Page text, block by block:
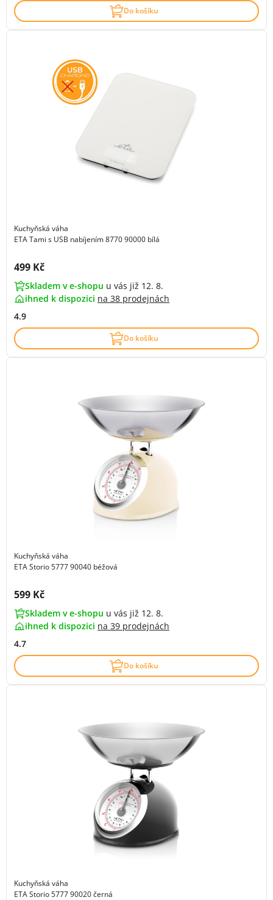
Do košíku
Kuchyňská váha
ETA Tami s USB nabíjením 8770 90000 bílá
Cena s DPH:
499 Kč
Skladem v e-shopu u vás již 12. 8.
ihned k dispozici na 38 prodejnách
4.9
Do košíku
Kuchyňská váha
ETA Storio 5777 90040 béžová
Cena s DPH:
599 Kč
Skladem v e-shopu u vás již 12. 8.
ihned k dispozici na 39 prodejnách
4.7
Do košíku
Kuchyňská váha
ETA Storio 5777 90020 černá